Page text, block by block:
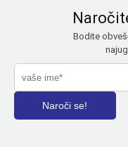
Bodite